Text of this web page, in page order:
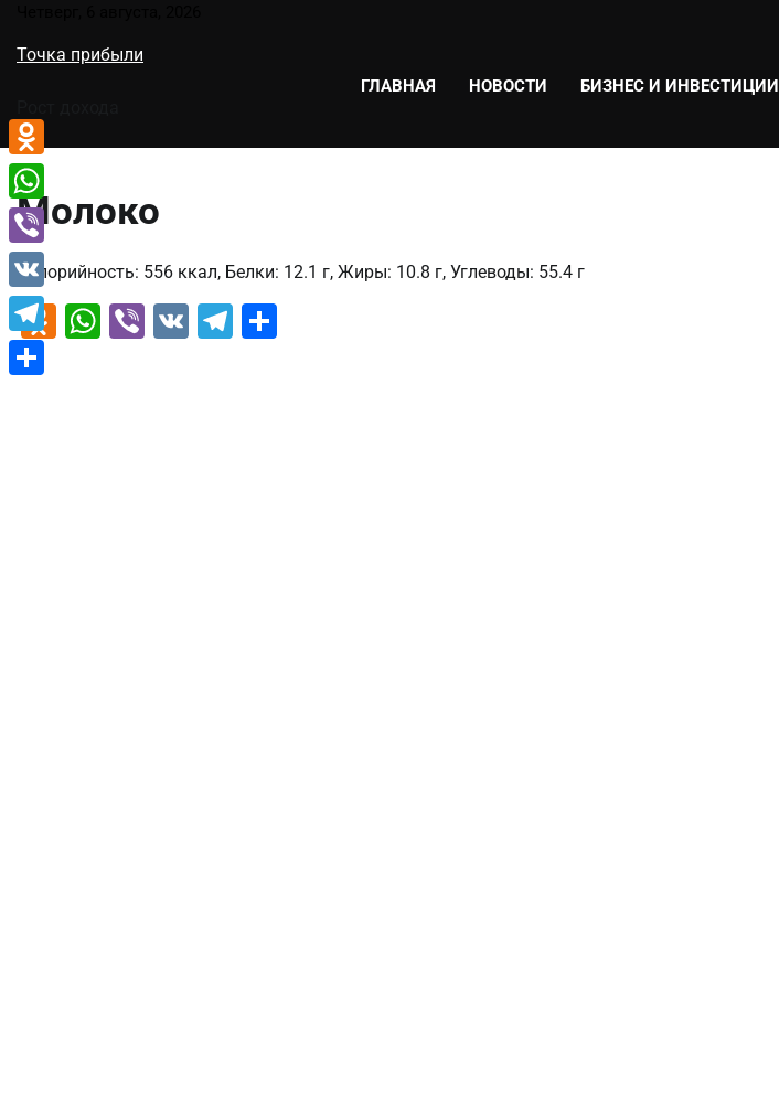
содержимому
Точка прибыли
ГЛАВНАЯ НОВОСТИ БИЗНЕС И ИНВЕСТИЦИИ
Молоко
Калорийность: 556 ккал, Белки: 12.1 г, Жиры: 10.8 г, Углеводы: 55.4 г
Odnoklassniki
WhatsApp
Viber
VK Telegram
Odnoklassniki
WhatsApp
Viber
VK
Telegram